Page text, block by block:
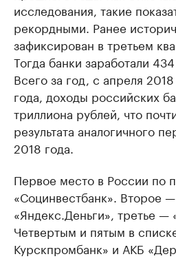
исследования, такие
рекордными. Ранее
зафиксирован в третьем
Тогда банки заработали
Всего за год, с апреля
года, доходы российских
триллиона рублей, что
результата аналогичного
2018 года.
Первое место в России по
«Социнвестбанк». Второе
«Яндекс.Деньги», третье —
Четвертым и пятым в
Курскпромбанк» и АКБ